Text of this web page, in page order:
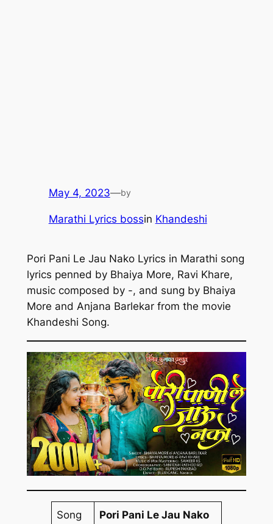
May 4, 2023—by
Marathi Lyrics bossin Khandeshi
Pori Pani Le Jau Nako Lyrics in Marathi song
lyrics penned by Bhaiya More, Ravi Khare,
music composed by -, and sung by Bhaiya
More and Anjana Barlekar from the movie
Khandeshi Song.
Song
Pori Pani Le Jau Nako